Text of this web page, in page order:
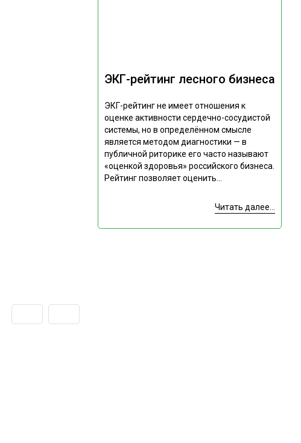
ЭКГ-рейтинг лесного бизнеса
ЭКГ-рейтинг не имеет отношения к
оценке активности сердечно-сосудистой
системы, но в определённом смысле
является методом диагностики — в
публичной риторике его часто называют
«оценкой здоровья» российского бизнеса.
Рейтинг позволяет оценить...
Читать далее...